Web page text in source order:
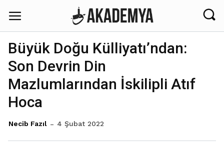
Büyük Doğu Külliyatı’ndan:
Son Devrin Din
Mazlumlarından İskilipli Atıf
Hoca
Necib Fazıl 4 Şubat 2022